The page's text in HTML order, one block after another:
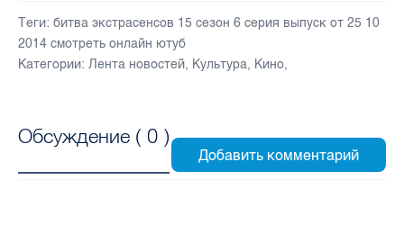
Теги: битва экстрасенсов 15 сезон 6 серия выпуск от 25 10
2014 смотреть онлайн ютуб
Категории: Лента новостей, Культура, Кино,
Обсуждение ( 0 )